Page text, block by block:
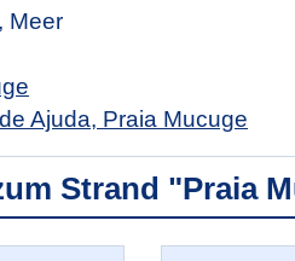
Meer
Ajuda, Praia Mucuge
Strand "Praia